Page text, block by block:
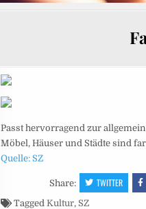
Passt hervorragend zur
Möbel, Häuser und Städte sind
Quelle: SZ
Share: TWITTER
Tagged Kultur, SZ